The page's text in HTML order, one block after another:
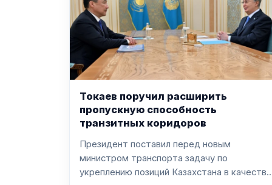
Токаев поручил расширить
пропускную способность
транзитных коридоров
Президент поставил перед новым
министром транспорта задачу по
укреплению позиций Казахстана в